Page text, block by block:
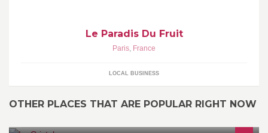
Le Paradis Du Fruit
Paris, France
LOCAL BUSINESS
OTHER PLACES THAT ARE POPULAR RIGHT NOW